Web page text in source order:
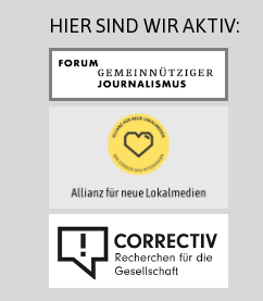
HIER SIND WIR AKTIV: